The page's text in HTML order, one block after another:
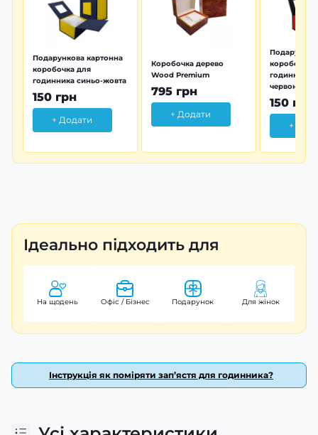
Подарункова картонна
коробочка для
годинника синьо-жовта
150 грн
+ Додати
Коробочка дерево
Wood Premium
795 грн
+ Додати
коробочка
годинника
червона
150 грн
+
Ідеально підходить для
На щодень Офіс / Бізнес Подарунок Для жінок
Інструкція як поміряти зап’ястя для годинника?